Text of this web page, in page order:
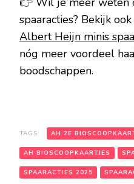
spaaracties? Bekijk
Albert Heijn minis
nóg meer voordeel
boodschappen.
TAGS: AH 2E
AH BIOSCOOPKAARTJES
SPAARACTIES 2025